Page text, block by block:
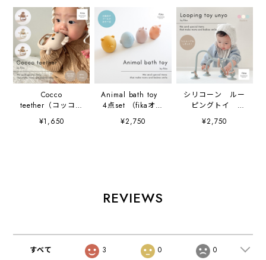
Cocco
teether（コッコテ
ィーザー )
¥1,650
Animal bath toy
4点set （fikaオリ
ジナル巾着付）
¥2,750
シリコーン ルー
ピングトイ
unyo（ウニョ）
¥2,750
REVIEWS
すべて 3 0 0